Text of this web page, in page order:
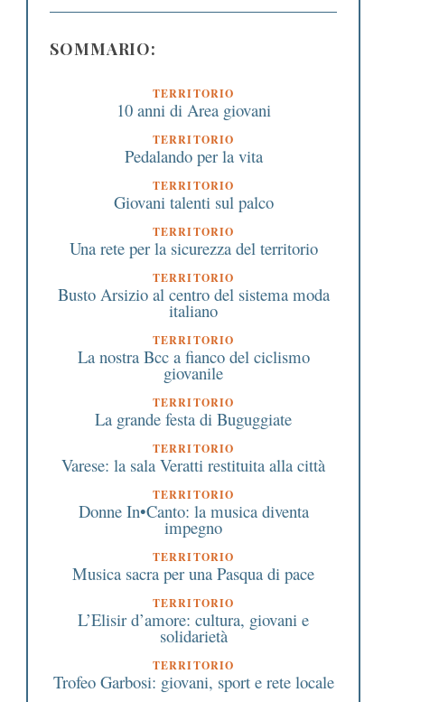
SOMMARIO:
TERRITORIO
10 anni di Area giovani
TERRITORIO
Pedalando per la vita
TERRITORIO
Giovani talenti sul palco
TERRITORIO
Una rete per la sicurezza del territorio
TERRITORIO
Busto Arsizio al centro del sistema moda
italiano
TERRITORIO
La nostra Bcc a fianco del ciclismo
giovanile
TERRITORIO
La grande festa di Buguggiate
TERRITORIO
Varese: la sala Veratti restituita alla città
TERRITORIO
Donne In•Canto: la musica diventa
impegno
TERRITORIO
Musica sacra per una Pasqua di pace
TERRITORIO
L’Elisir d’amore: cultura, giovani e
solidarietà
TERRITORIO
Trofeo Garbosi: giovani, sport e rete locale